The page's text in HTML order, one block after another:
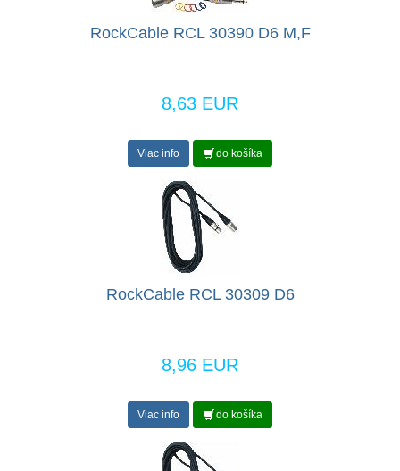
RockCable RCL 30390 D6 M,F
8,63 EUR
Viac info do košíka
RockCable RCL 30309 D6
8,96 EUR
Viac info do košíka